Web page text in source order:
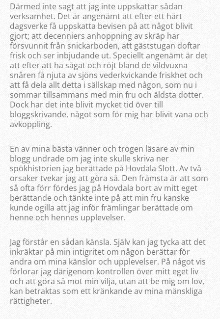
Därmed inte sagt att jag inte uppskattar sådan
verksamhet. Det är angenämt att efter ett hårt
dagsverke få uppskatta bevisen på att något blivit
gjort; att decenniers anhoppning av skräp har
försvunnit från snickarboden, att gäststugan doftar
frisk och ser inbjudande ut. Speciellt angenämt är det
att efter att ha sågat och röjt bland de vildvuxna
snåren få njuta av sjöns vederkvickande friskhet och
att få dela allt detta i sällskap med någon, som nu i
sommar tillsammans med min fru och äldsta dotter.
Dock har det inte blivit mycket tid över till
bloggskrivande, något som för mig har blivit vana och
avkoppling.
En av mina bästa vänner och trogen läsare av min
blogg undrade om jag inte skulle skriva ner
spökhistorien jag berättade på Hovdala Slott. Av två
orsaker tvekar jag att göra så. Den främsta är att som
så ofta förr fördes jag på Hovdala bort av mitt eget
berättande och tänkte inte på att min fru kanske
kunde ogilla att jag inför främlingar berättade om
henne och hennes upplevelser.
Jag förstår en sådan känsla. Själv kan jag tycka att det
inkräktar på min intigritet om någon berättar för
andra om mina känslor och upplevelser. På något vis
förlorar jag därigenom kontrollen över mitt eget liv
och att göra så mot min vilja, utan att be mig om lov,
kan betraktas som ett kränkande av mina mänskliga
rättigheter.